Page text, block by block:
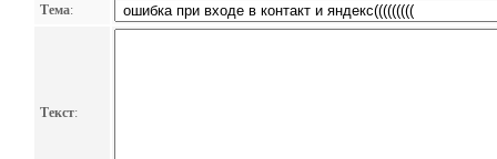
Тема:
Текст: